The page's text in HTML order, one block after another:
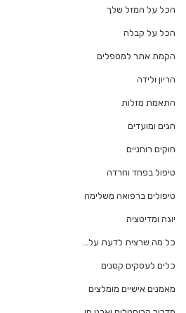
הכל על המזל שלך
הכל על קבלה
הקמת אתר למטפלים
הריון ולידה
התאמת מזלות
חגים ומועדים
חוקים רוחניים
טיפול בפחד וחרדה
טיפולים ברפואה משלימה
יוגה ומדיטציה
כל מה שרצית לדעת על…
כלים לעסקים קטנים
מאמנים אישיים מומלצים